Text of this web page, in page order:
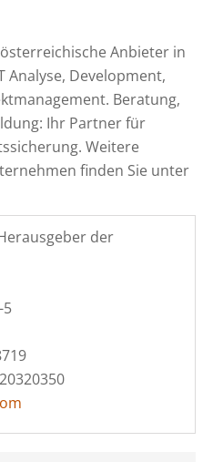
Anbieter in
Analyse, Development,
Beratung,
Ihr Partner für
Weitere
finden Sie unter
der